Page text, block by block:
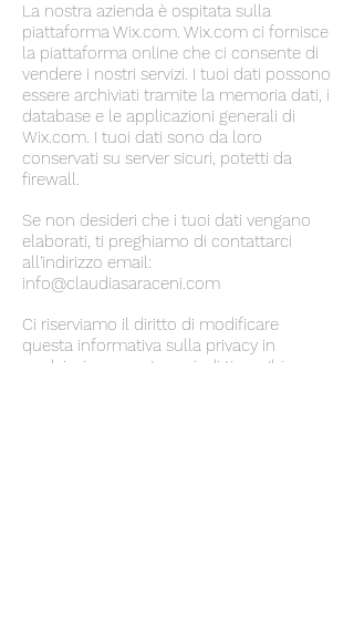
La nostra azienda è ospitata sulla
piattaforma Wix.com. Wix.com ci fornisce
la piattaforma online che ci consente di
vendere i nostri servizi. I tuoi dati possono
essere archiviati tramite la memoria dati, i
database e le applicazioni generali di
Wix.com. I tuoi dati sono da loro
conservati su server sicuri, potetti da
firewall.
Se non desideri che i tuoi dati vengano
elaborati, ti preghiamo di contattarci
all'indirizzo email:
info@claudiasaraceni.com
Ci riserviamo il diritto di modificare
questa informativa sulla privacy in
qualsiasi momento, quindi ti preghiamo